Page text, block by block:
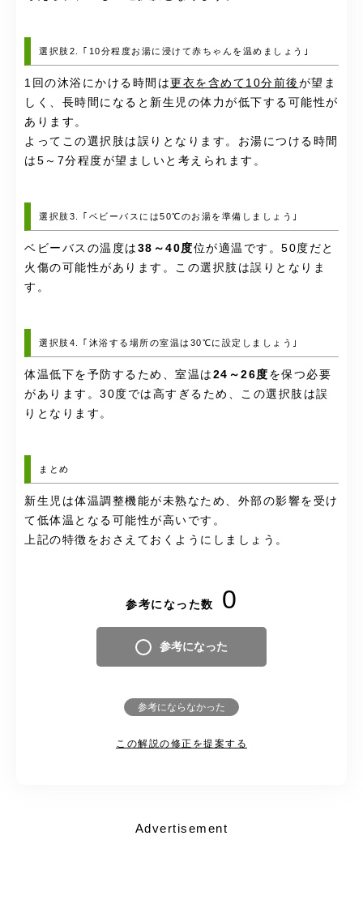
選択肢2. ｢10分程度お湯に浸けて赤ちゃんを温めましょう｣
1回の沐浴にかける時間は 更衣を含めて10分前後 が望ま
しく、長時間になると新生児の体力が低下する可能性が
あります。
よってこの選択肢は誤りとなります。お湯につける時間
は5～7分程度が望ましいと考えられます。
選択肢3. ｢ベビーバスには50℃のお湯を準備しましょう｣
ベビーバスの温度は 38～40度位が適温です。50度だと
火傷の可能性があります。この選択肢は誤りとなりま
す。
選択肢4. ｢沐浴する場所の室温は30℃に設定しましょう｣
体温低下を予防するため、室温は 24～26度 を保つ必要
があります。30度では高すぎるため、この選択肢は誤
りとなります。
まとめ
新生児は体温調整機能が未熟なため、外部の影響を受け
て低体温となる可能性が高いです。
上記の特徴をおさえておくようにしましょう。
参考になった数 0
参考になった
参考にならなかった
この解説の修正を提案する
Advertisement